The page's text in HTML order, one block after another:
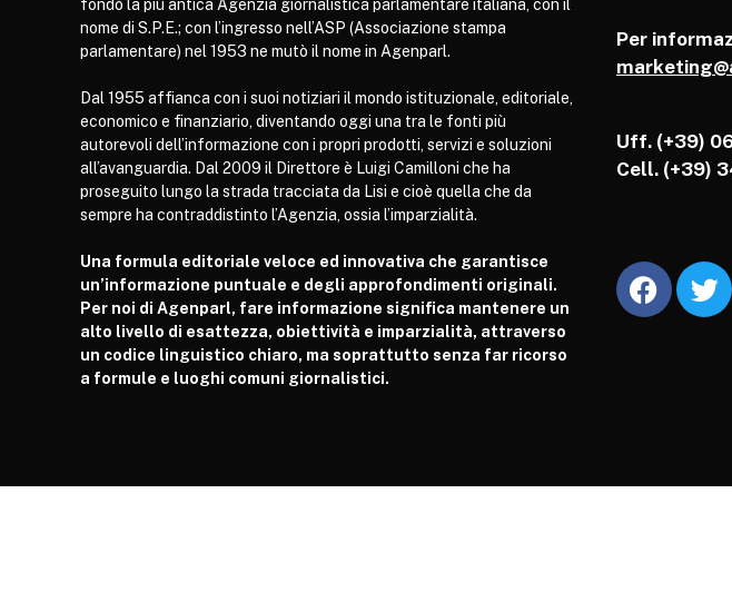
fondò la più antica Agenzia giornalistica parlamentare italiana, con il
nome di S.P.E.; con l’ingresso nell’ASP (Associazione stampa
parlamentare) nel 1953 ne mutò il nome in Agenparl.
Dal 1955 affianca con i suoi notiziari il mondo istituzionale, editoriale,
economico e finanziario, diventando oggi una tra le fonti più
autorevoli dell’informazione con i propri prodotti, servizi e soluzioni
all’avanguardia. Dal 2009 il Direttore è Luigi Camilloni che ha
proseguito lungo la strada tracciata da Lisi e cioè quella che da
sempre ha contraddistinto l’Agenzia, ossia l’imparzialità.
Una formula editoriale veloce ed innovativa che garantisce
un’informazione puntuale e degli approfondimenti originali.
Per noi di Agenparl, fare informazione significa mantenere un
alto livello di esattezza, obiettività e imparzialità, attraverso
un codice linguistico chiaro, ma soprattutto senza far ricorso
a formule e luoghi comuni giornalistici.
Per
Uff. (+39)
Cell. (+39)